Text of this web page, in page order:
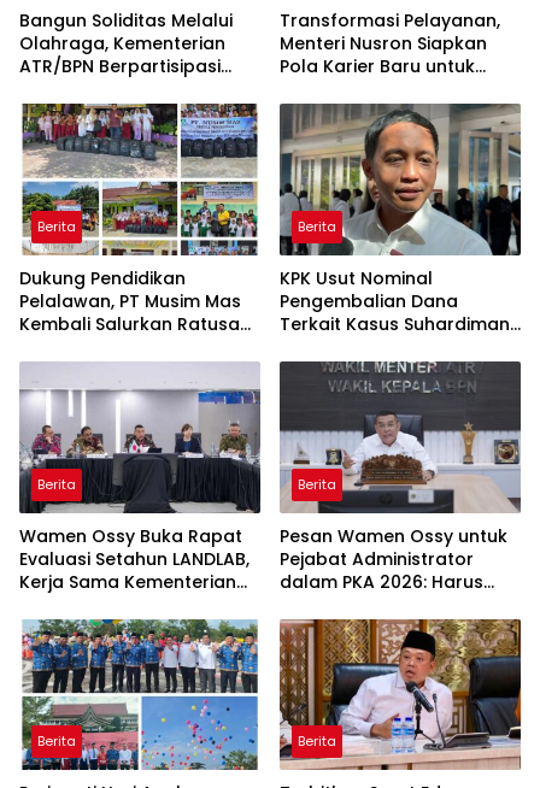
Kinerja Komunikasi Publik
Kementerian ATR/BPN
Kembali Diakui
Coba Layanan Peralihan
Hak 10 Hari di 15 Kantah
Berita
Bangun Soliditas Melalui
Olahraga, Kementerian
ATR/BPN Berpartisipasi
dalam Turnamen Tenis
Piala Gubernur DKI Jakarta
Berita
Transformasi Pelayanan,
Menteri Nusron Siapkan
Pola Karier Baru untuk
Perkuat Profesionalisme
Pegawai ATR/BPN
Berita
Dukung Pendidikan
Pelalawan, PT Musim Mas
Kembali Salurkan Ratusan
Paket Perlengkapan
Sekolah Lewat Program
GNOTA
Berita
KPK Usut Nominal
Pengembalian Dana
Terkait Kasus Suhardiman
Amby, Periksa Saksi Aliran
Dana ke Kemenhut
Berita
Wamen Ossy Buka Rapat
Evaluasi Setahun LANDLAB,
Berita
Pesan Wamen Ossy untuk
Pejabat Administrator